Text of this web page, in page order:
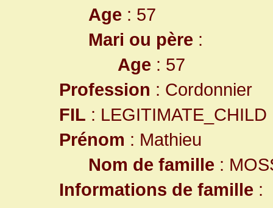
Age : 57
Mari ou père :
Age : 57
Profession : Cordonnier
FIL : LEGITIMATE_CHILD
Prénom : Mathieu
Nom de famille :
Informations de famille :